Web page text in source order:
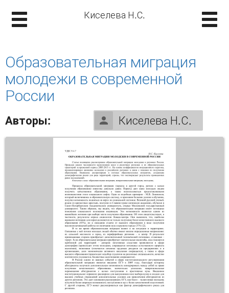
Киселева Н.С.
Образовательная миграция
молодежи в современной
России
Авторы: Киселева Н.С.